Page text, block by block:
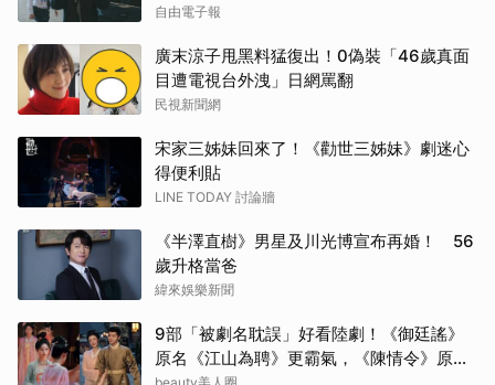
自由電子報
廣末涼子甩黑料猛復出！0偽裝「46歲真面
目遭電視台外洩」日網罵翻
民視新聞網
宋家三姊妹回來了！《勸世三姊妹》劇迷心
得便利貼
LINE TODAY 討論牆
《半澤直樹》男星及川光博宣布再婚！ 56
歲升格當爸
緯來娛樂新聞
9部「被劇名耽誤」好看陸劇！《御廷謠》
原名《江山為聘》更霸氣，《陳情令》原名